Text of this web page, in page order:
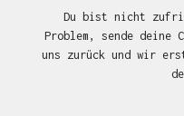
Du bist nicht
Problem, sende deine
uns zurück und wir